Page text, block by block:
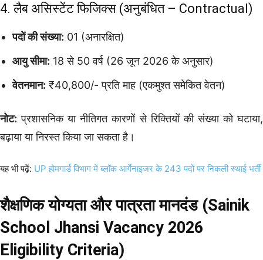
4. लैब असिस्टेंट फिजिक्स (अनुबंधित – Contractual)
पदों की संख्या: 01 (अनारक्षित)
आयु सीमा: 18 से 50 वर्ष (26 जून 2026 के अनुसार)
वेतनमान: ₹40,800/- प्रति माह (एकमुश्त समेकित वेतन)
नोट: प्रशासनिक या नीतिगत कारणों से रिक्तियों की संख्या को घटाया,
बढ़ाया या निरस्त किया जा सकता है।
यह भी पढ़ें: UP होमगार्ड विभाग में ब्लॉक आर्गेनाइजर के 243 पदों पर निकली स्थाई भर्ती
शैक्षणिक योग्यता और पात्रता मानदंड (Sainik
School Jhansi Vacancy 2026
Eligibility Criteria)